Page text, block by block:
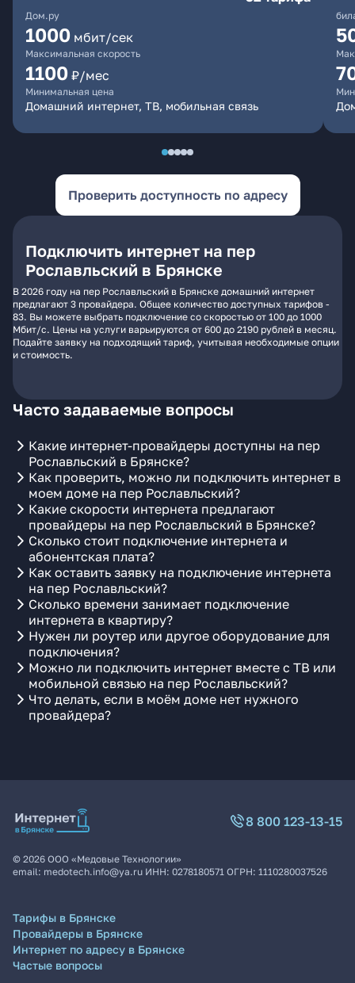
Дом.ру
1000 мбит/сек
Максимальная скорость
1100 ₽/мес
Минимальная цена
Домашний интернет, ТВ, мобильная связь
Проверить доступность по адресу
Подключить интернет на пер
Рославльский в Брянске
В 2026 году на пер Рославльский в Брянске домашний интернет
предлагают 3 провайдера. Общее количество доступных тарифов -
83. Вы можете выбрать подключение со скоростью от 100 до 1000
Мбит/с. Цены на услуги варьируются от 600 до 2190 рублей в месяц.
Подайте заявку на подходящий тариф, учитывая необходимые опции
и стоимость.
Часто задаваемые вопросы
Какие интернет-провайдеры доступны на пер
Рославльский в Брянске?
Как проверить, можно ли подключить интернет в
моем доме на пер Рославльский?
Какие скорости интернета предлагают
провайдеры на пер Рославльский в Брянске?
Сколько стоит подключение интернета и
абонентская плата?
Как оставить заявку на подключение интернета
на пер Рославльский?
Сколько времени занимает подключение
интернета в квартиру?
Нужен ли роутер или другое оборудование для
подключения?
Можно ли подключить интернет вместе с ТВ или
мобильной связью на пер Рославльский?
Что делать, если в моём доме нет нужного
провайдера?
8 800 123-13-15
© 2026 ООО «Медовые Технологии»
email: medotech.info@ya.ru ИНН: 0278180571 ОГРН: 1110280037526
Тарифы в Брянске
Провайдеры в Брянске
Интернет по адресу в Брянске
Частые вопросы